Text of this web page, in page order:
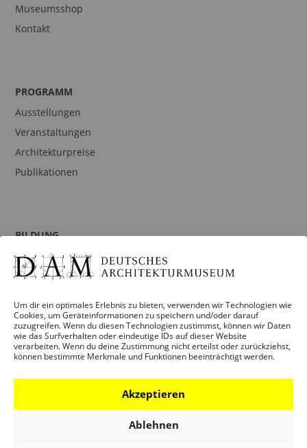
Um dir ein optimales Erlebnis zu bieten, verwenden wir Technologien wie
Cookies, um Geräteinformationen zu speichern und/oder darauf
zuzugreifen. Wenn du diesen Technologien zustimmst, können wir Daten
wie das Surfverhalten oder eindeutige IDs auf dieser Website
verarbeiten. Wenn du deine Zustimmung nicht erteilst oder zurückziehst,
können bestimmte Merkmale und Funktionen beeinträchtigt werden.
Akzeptieren
Ablehnen
Museumsshop
Kontakt
PROGRAMM
Ausstellungen
Veranstaltungen
Architekturpreise
Publikationen
BILDUNG
Programm
Führungen und Touren
Ansprechpartner
SAMMLUNGEN